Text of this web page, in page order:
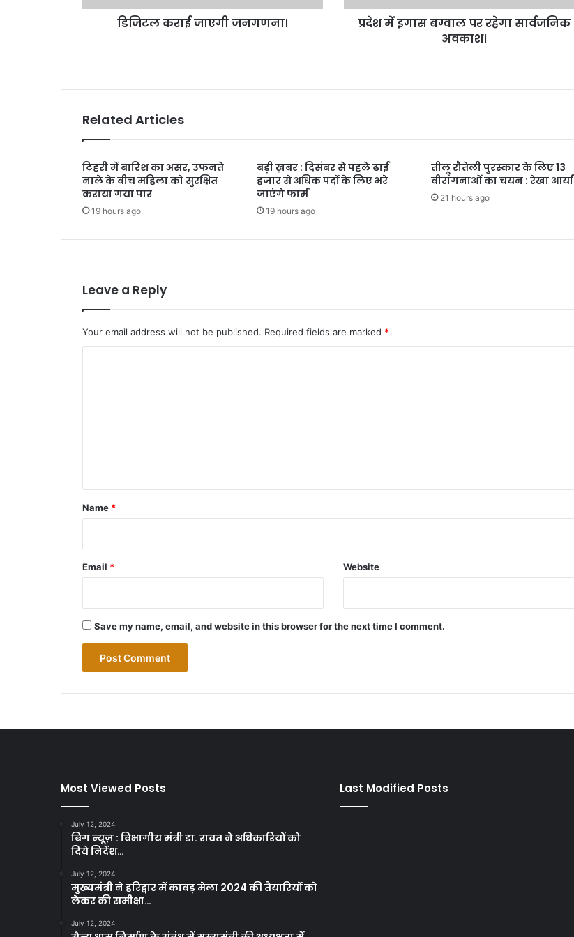
डिजिटल कराई जाएगी जनगणना।
प्रदेश में इगास बग्वाल पर रहेगा सार्वजनिक
अवकाश।
Related Articles
टिहरी में बारिश का असर, उफनते
नाले के बीच महिला को सुरक्षित
कराया गया पार
19 hours ago
बड़ी ख़बर : दिसंबर से पहले ढाई
हजार से अधिक पदों के लिए भरे
जाएंगे फार्म
19 hours ago
तीलू रौतेली पुरस्कार के लिए 13
वीरांगनाओं का चयन : रेखा आर्या
21 hours ago
Leave a Reply
Your email address will not be published. Required fields are marked *
*
Name *
Email * Website
Save my name, email, and website in this browser for the next time I comment.
Most Viewed Posts
July 12, 2024
बिग न्यूज़ : विभागीय मंत्री डा. रावत ने अधिकारियों को
दिये निर्देश…
July 12, 2024
मुख्यमंत्री ने हरिद्वार में कावड़ मेला 2024 की तैयारियों को
लेकर की समीक्षा…
July 12, 2024
Last Modified Posts